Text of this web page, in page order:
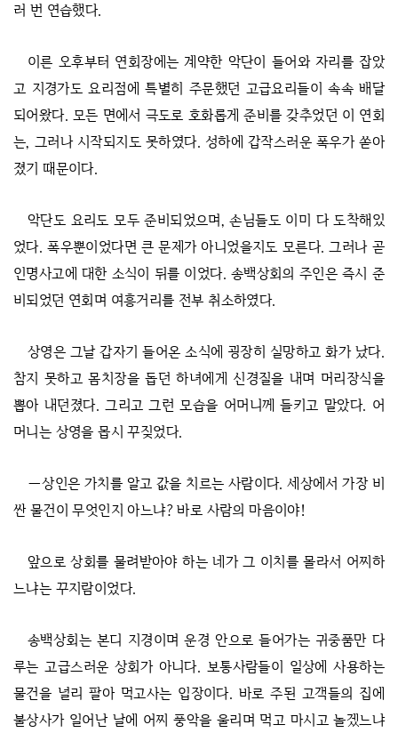
러 번 연습했다.
이른 오후부터 연회장에는 계약한 악단이 들어와 자리를 잡았
고 지경가도 요리점에 특별히 주문했던 고급요리들이 속속 배달
되어왔다. 모든 면에서 극도로 호화롭게 준비를 갖추었던 이 연회
는, 그러나 시작되지도 못하였다. 성하에 갑작스러운 폭우가 쏟아
졌기 때문이다.
악단도 요리도 모두 준비되었으며, 손님들도 이미 다 도착해있
었다. 폭우뿐이었다면 큰 문제가 아니었을지도 모른다. 그러나 곧
인명사고에 대한 소식이 뒤를 이었다. 송백상회의 주인은 즉시 준
비되었던 연회며 여흥거리를 전부 취소하였다.
상영은 그날 갑자기 들어온 소식에 굉장히 실망하고 화가 났다.
참지 못하고 몸치장을 돕던 하녀에게 신경질을 내며 머리장식을
뽑아 내던졌다. 그리고 그런 모습을 어머니께 들키고 말았다. 어
머니는 상영을 몹시 꾸짖었다.
―상인은 가치를 알고 값을 치르는 사람이다. 세상에서 가장 비
싼 물건이 무엇인지 아느냐? 바로 사람의 마음이야!
앞으로 상회를 물려받아야 하는 네가 그 이치를 몰라서 어찌하
느냐는 꾸지람이었다.
송백상회는 본디 지경이며 운경 안으로 들어가는 귀중품만 다
루는 고급스러운 상회가 아니다. 보통사람들이 일상에 사용하는
물건을 널리 팔아 먹고사는 입장이다. 바로 주된 고객들의 집에
불상사가 일어난 날에 어찌 풍악을 울리며 먹고 마시고 놀겠느냐